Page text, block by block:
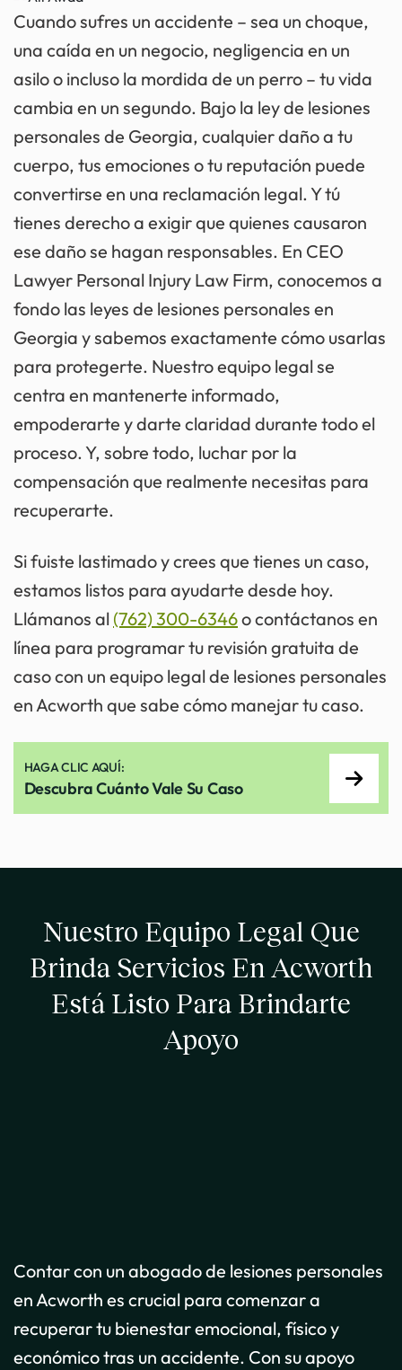
Cuando sufres un accidente – sea un choque,
una caída en un negocio, negligencia en un
asilo o incluso la mordida de un perro – tu vida
cambia en un segundo. Bajo la ley de lesiones
personales de Georgia, cualquier daño a tu
cuerpo, tus emociones o tu reputación puede
convertirse en una reclamación legal. Y tú
tienes derecho a exigir que quienes causaron
ese daño se hagan responsables. En CEO
Lawyer Personal Injury Law Firm, conocemos a
fondo las leyes de lesiones personales en
Georgia y sabemos exactamente cómo usarlas
para protegerte. Nuestro equipo legal se
centra en mantenerte informado,
empoderarte y darte claridad durante todo el
proceso. Y, sobre todo, luchar por la
compensación que realmente necesitas para
recuperarte.
Si fuiste lastimado y crees que tienes un caso,
estamos listos para ayudarte desde hoy.
Llámanos al (762) 300-6346o contáctanos en
línea para programar tu revisión gratuita de
caso con un equipo legal de lesiones personales
en Acworth que sabe cómo manejar tu caso.
HAGA CLIC AQUÍ:
Descubra Cuánto Vale Su Caso
Nuestro Equipo Legal Que
Brinda Servicios En Acworth
Está Listo Para Brindarte
Apoyo
Contar con un abogado de lesiones personales
en Acworth es crucial para comenzar a
recuperar tu bienestar emocional, físico y
económico tras un accidente. Con su apoyo